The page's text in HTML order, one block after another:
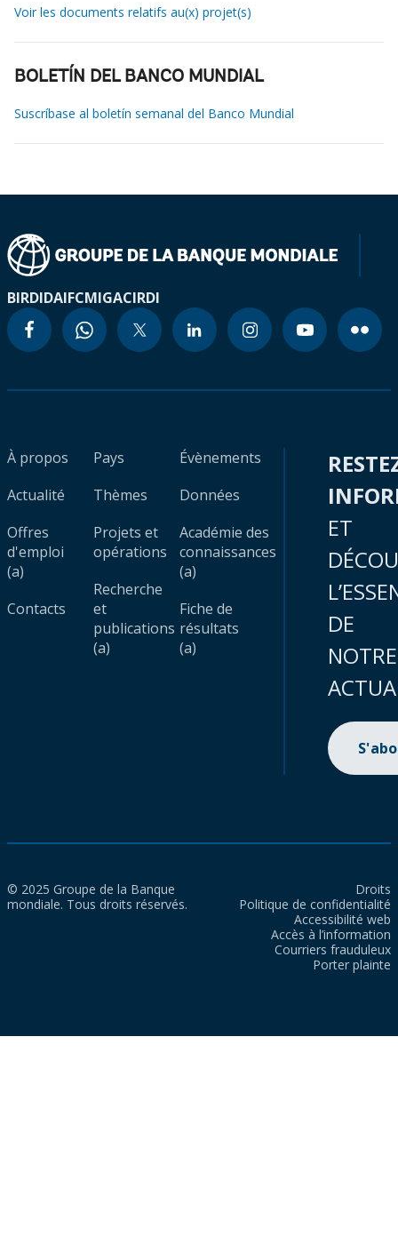
Voir les documents relatifs au(x) projet(s)
BOLETÍN DEL BANCO MUNDIAL
Suscríbase al boletín semanal del Banco Mundial
BIRDIDAIFCMIGACIRDI
À propos
Actualité
Offres
d'emploi
(a)
Contacts
Pays
Thèmes
Projets et
opérations
Recherche
et
publications
(a)
Évènements
Données
Académie des
connaissances
(a)
Fiche de
résultats
(a)
ET
DE
NOTRE
© 2025 Groupe de la Banque
mondiale. Tous droits réservés.
Droits
Politique de confidentialité
Accessibilité web
Accès à l’information
Courriers frauduleux
Porter plainte